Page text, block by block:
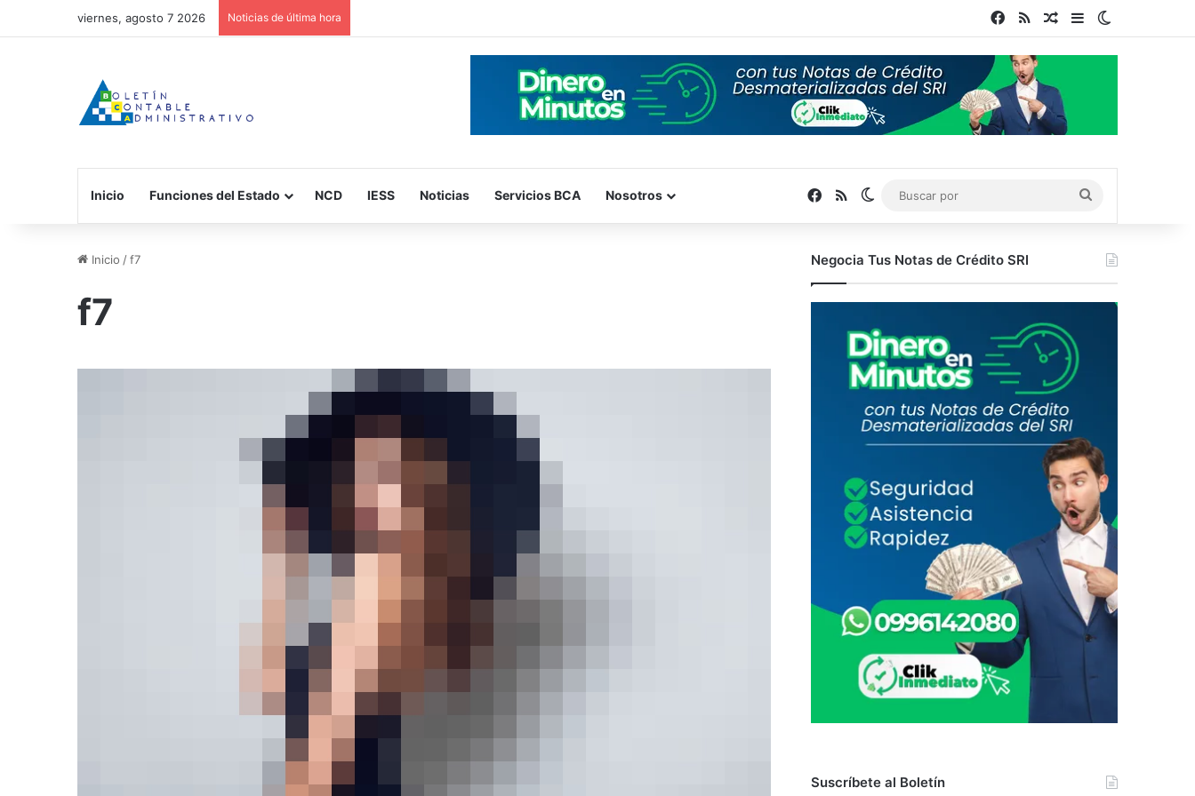
viernes, agosto 7 2026 Noticias de última hora Facebook
RSS Publicación al azar
Barra lateral
Inicio Funciones del Estado NCD IESS Noticias Servicios BCA Nosotros Facebook
RSS Switch skin
por
Inicio /f7
f7
Negocia Tus Notas de Crédito SRI
Suscríbete al Boletín